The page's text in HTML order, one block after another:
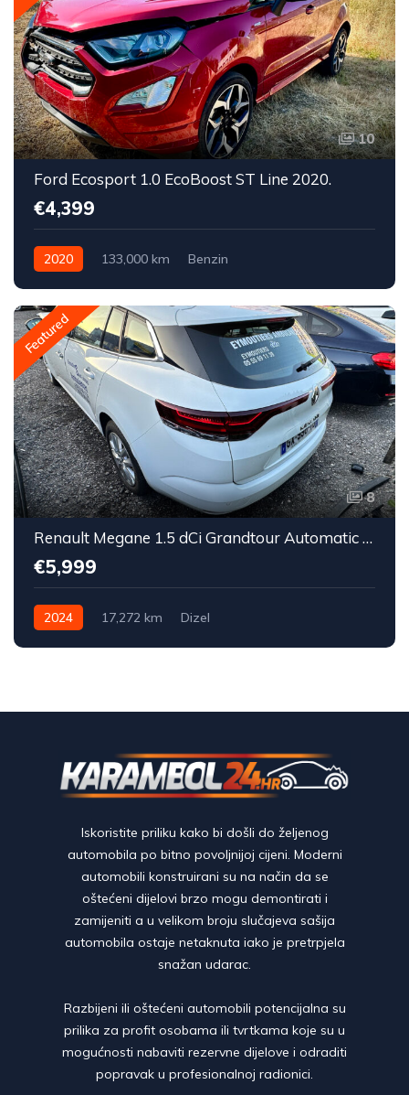
10
Ford Ecosport 1.0 EcoBoost ST Line 2020.
€4,399
2020 133,000 km Benzin
Featured
8
Renault Megane 1.5 dCi Grandtour Automatic 2024.
€5,999
2024 17,272 km Dizel
Iskoristite priliku kako bi došli do željenog
automobila po bitno povoljnijoj cijeni. Moderni
automobili konstruirani su na način da se
oštećeni dijelovi brzo mogu demontirati i
zamijeniti a u velikom broju slučajeva sašija
automobila ostaje netaknuta iako je pretrpjela
snažan udarac.
Razbijeni ili oštećeni automobili potencijalna su
prilika za profit osobama ili tvrtkama koje su u
mogućnosti nabaviti rezervne dijelove i odraditi
popravak u profesionalnoj radionici.